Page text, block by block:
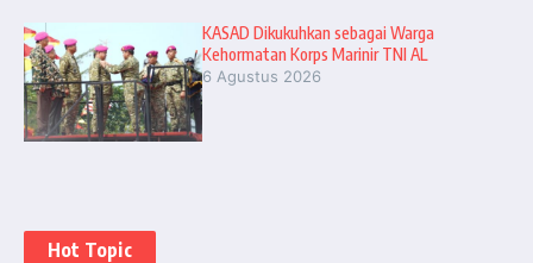
KASAD Dikukuhkan sebagai Warga
Kehormatan Korps Marinir TNI AL
6 Agustus 2026
Hot Topic